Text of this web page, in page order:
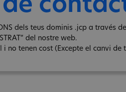
dels teus dominis .jcp a través
del nostre web.
no tenen cost (Excepte el canvi de